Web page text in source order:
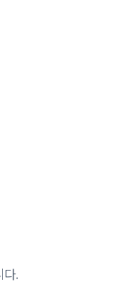
다.